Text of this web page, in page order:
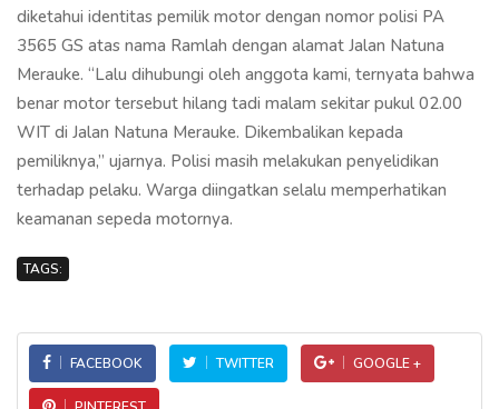
diketahui identitas pemilik motor dengan nomor polisi PA
3565 GS atas nama Ramlah dengan alamat Jalan Natuna
Merauke. “Lalu dihubungi oleh anggota kami, ternyata bahwa
benar motor tersebut hilang tadi malam sekitar pukul 02.00
WIT di Jalan Natuna Merauke. Dikembalikan kepada
pemiliknya,” ujarnya. Polisi masih melakukan penyelidikan
terhadap pelaku. Warga diingatkan selalu memperhatikan
keamanan sepeda motornya.
TAGS:
FACEBOOK TWITTER GOOGLE +